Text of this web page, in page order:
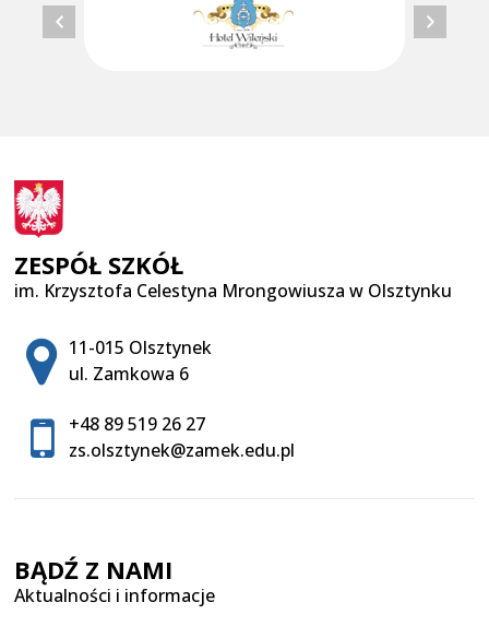
ZESPÓŁ SZKÓŁ
im. Krzysztofa Celestyna Mrongowiusza w Olsztynku
Adres pocztowy:
11-015 Olsztynek
ul. Zamkowa 6
+48 89 519 26 27
zs.olsztynek@zamek.edu.pl
BĄDŹ Z NAMI
Aktualności i informacje